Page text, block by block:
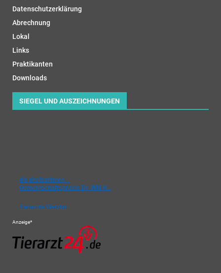
Datenschutzerklärung
Abrechnung
Lokal
Links
Praktikanten
Downloads
SIEGEL UND AUSZEICHNUNGEN
die tierärztinnen –
Gemeinschaftspraxis Dr. Will-H…
Tierärzte Wetzlar
Anzeige*